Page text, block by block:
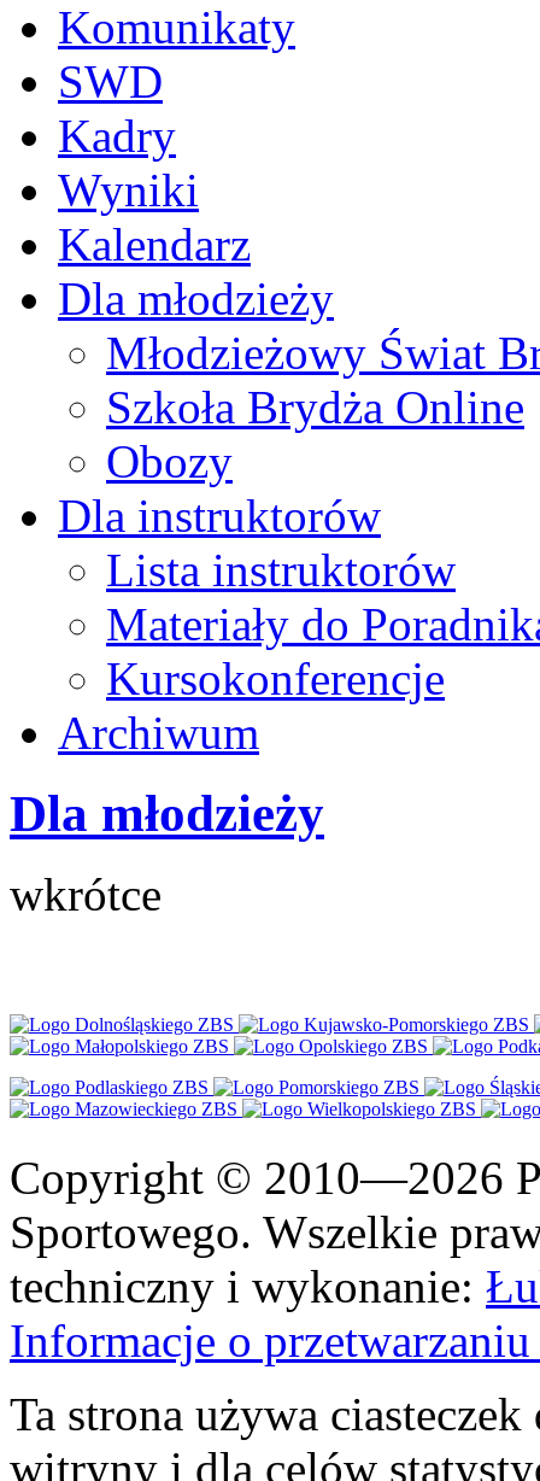
Komunikaty
SWD
Kadry
Wyniki
Kalendarz
Dla młodzieży
Młodzieżowy Świat
Szkoła Brydża Online
Obozy
Dla instruktorów
Lista instruktorów
Materiały do
Kursokonferencje
Archiwum
Dla młodzieży
wkrótce
Copyright © 2010—2026
Sportowego. Wszelkie
techniczny i wykonanie:
Informacje o
Ta strona używa
witryny i dla celów